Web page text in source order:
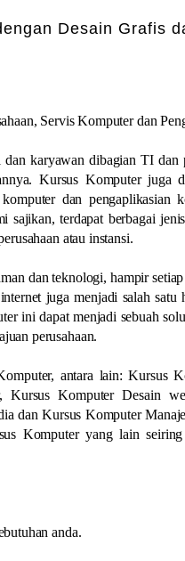
Desain Grafis
Servis Komputer dan
karyawan dibagian TI dan
Kursus Komputer juga
dan pengaplikasian
sajikan, terdapat berbagai
atau instansi.
dan teknologi, hampir
juga menjadi salah satu
ini dapat menjadi sebuah
perusahaan.
antara lain: Kursus
Kursus Komputer Desain
dan Kursus Komputer
Komputer yang lain seiring
anda.